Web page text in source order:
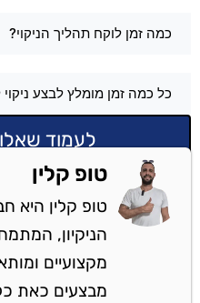
כמה זמן לוקח תהליך הניקוי?
כל כמה זמן מומלץ לבצע ניקוי
לעמוד
טופ קלין
טופ קלין היא
הניקיון,
מקצועיים
מבצעים כאת כל